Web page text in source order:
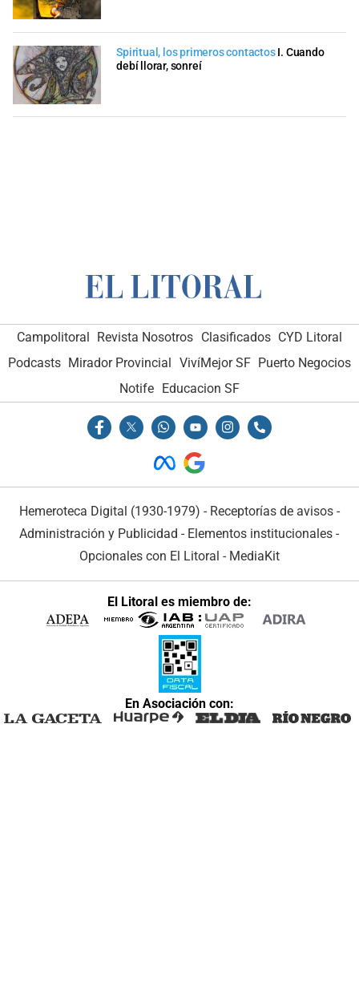
Spiritual, los primeros contactos I. Cuando
debí llorar, sonreí
Campolitoral Revista Nosotros Clasificados CYD Litoral
Podcasts Mirador Provincial VivíMejor SF Puerto Negocios
Notife Educacion SF
Hemeroteca Digital (1930-1979) - Receptorías de avisos -
Administración y Publicidad - Elementos institucionales -
Opcionales con El Litoral - MediaKit
El Litoral es miembro de:
En Asociación con: